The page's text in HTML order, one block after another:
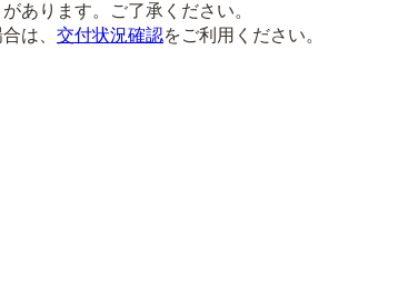
あります。ご了承ください。
は、 交付状況確認をご利用ください。